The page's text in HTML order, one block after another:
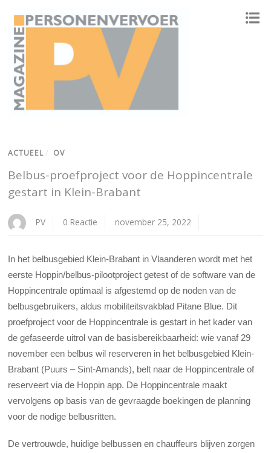
ACTUEEL / OV
Belbus-proefproject voor de Hoppincentrale
gestart in Klein-Brabant
PV 0 Reactie november 25, 2022
In het belbusgebied Klein-Brabant in Vlaanderen wordt met het
eerste Hoppin/belbus-pilootproject getest of de software van de
Hoppincentrale optimaal is afgestemd op de noden van de
belbusgebruikers, aldus mobiliteitsvakblad Pitane Blue. Dit
proefproject voor de Hoppincentrale is gestart in het kader van
de gefaseerde uitrol van de basisbereikbaarheid: wie vanaf 29
november een belbus wil reserveren in het belbusgebied Klein-
Brabant (Puurs – Sint-Amands), belt naar de Hoppincentrale of
reserveert via de Hoppin app. De Hoppincentrale maakt
vervolgens op basis van de gevraagde boekingen de planning
voor de nodige belbusritten.
De vertrouwde, huidige belbussen en chauffeurs blijven zorgen